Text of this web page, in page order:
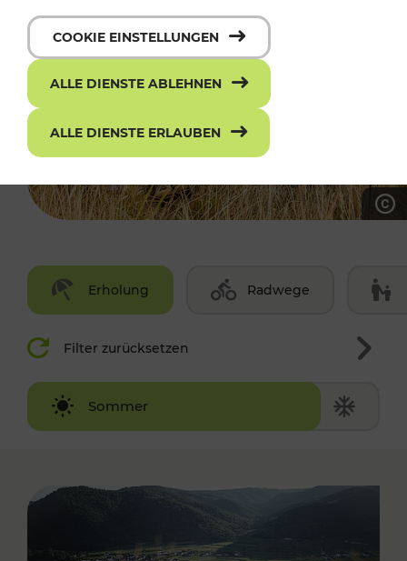
Erholung Radwege
Filter zurücksetzen
Sommer
Winter
COOKIE EINSTELLUNGEN
ALLE DIENSTE ABLEHNEN
ALLE DIENSTE ERLAUBEN